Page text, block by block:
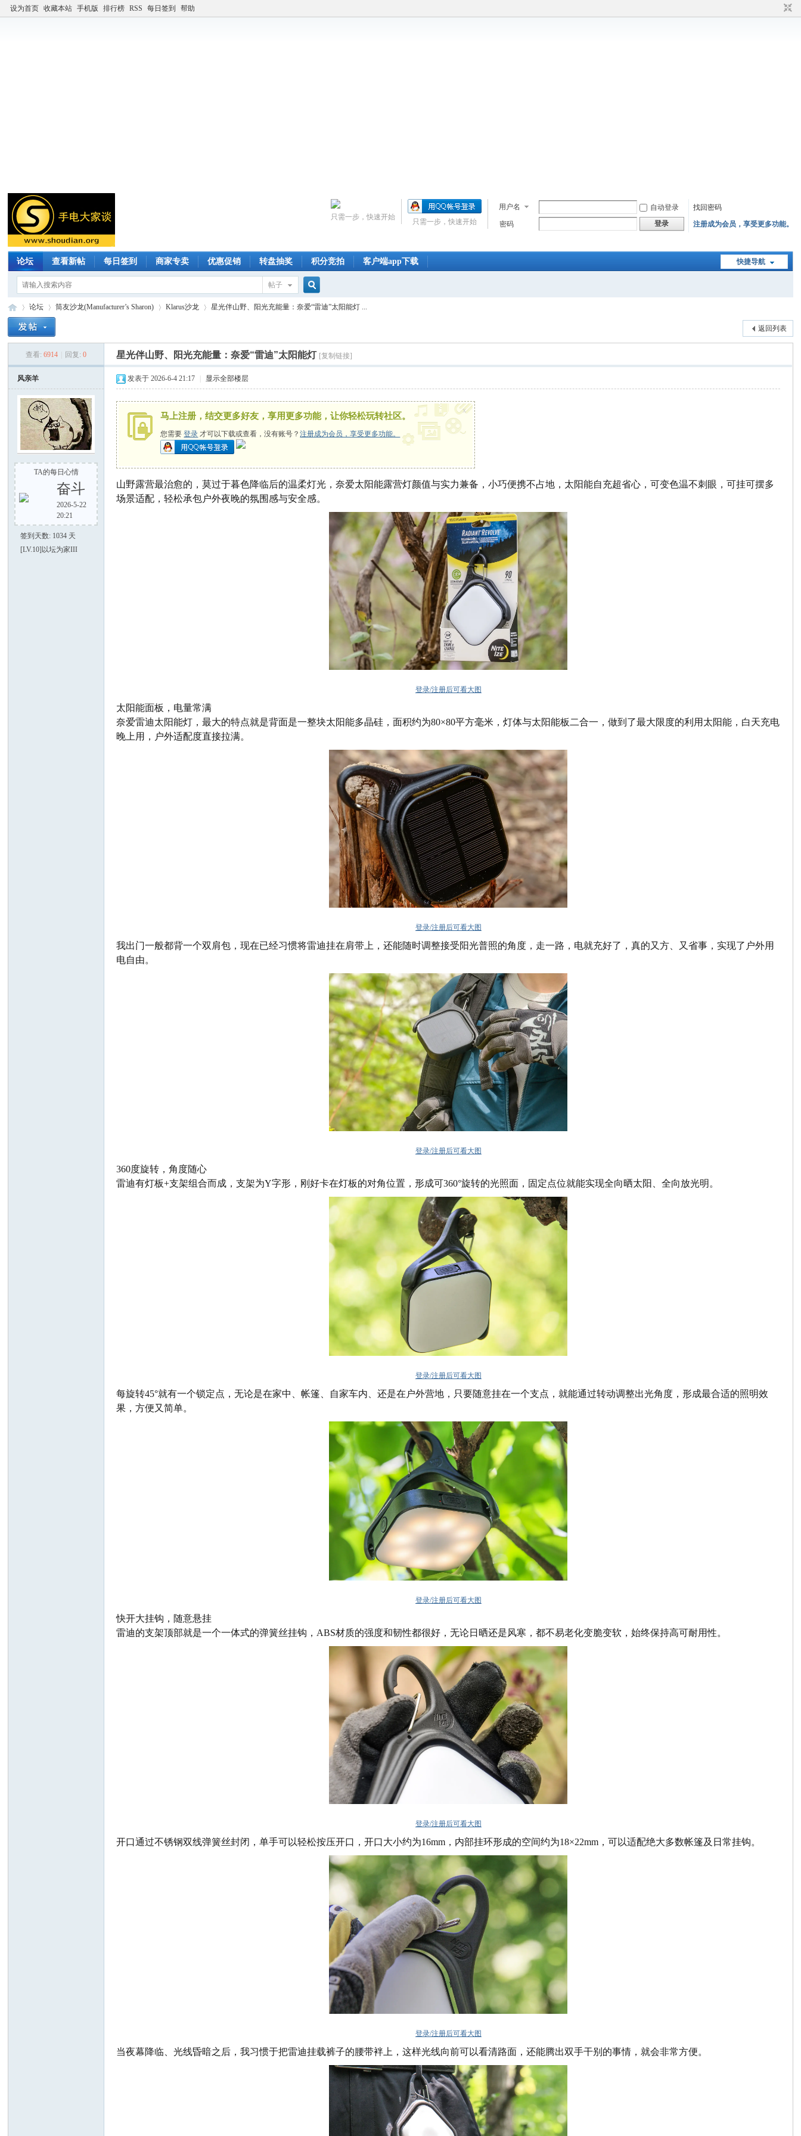
设为首页 收藏本站 手机版 排行榜 RSS 每日签到 帮助
用户名 自动登录
找回密码
密码
登录 注册成为会员，享受更多功能。
只需一步，快速开始
只需一步，快速开始
快捷导航
论坛 查看新帖 每日签到 商家专卖 优惠促销 转盘抽奖 积分竞拍 客户端app下载
帖子
搜
索
电
论坛
›
筒友沙龙(Manufacturer’s Sharon)
›
Klarus沙龙
›
星光伴山野、阳光充能量：奈爱“雷迪”太阳能灯 ...
返回列表
查看: 6914 回复: 0 星光伴山野、阳光充能量：奈爱“雷迪”太阳能灯 [复制链接]
风亲羊
TA的每日心情
奋斗
2026-5-22
20:21
签到天数: 1034 天
[LV.10]以坛为家III
发表于 2026-6-4 21:17 显示全部楼层
马上注册，结交更多好友，享用更多功能，让你轻松玩转社区。
您需要登录 才可以下载或查看，没有账号？注册成为会员，享受更多功能。
x
山野露营最治愈的，莫过于暮色降临后的温柔灯光，奈爱太阳能露营灯颜值与实力兼备，小巧便携不占地，太阳能自充超省心，可变色温不刺眼，可挂可摆多
场景适配，轻松承包户外夜晚的氛围感与安全感。
登录/注册后可看大图
太阳能面板，电量常满
奈爱雷迪太阳能灯，最大的特点就是背面是一整块太阳能多晶硅，面积约为80×80平方毫米，灯体与太阳能板二合一，做到了最大限度的利用太阳能，白天充电
晚上用，户外适配度直接拉满。
登录/注册后可看大图
我出门一般都背一个双肩包，现在已经习惯将雷迪挂在肩带上，还能随时调整接受阳光普照的角度，走一路，电就充好了，真的又方、又省事，实现了户外用
电自由。
登录/注册后可看大图
360度旋转，角度随心
雷迪有灯板+支架组合而成，支架为Y字形，刚好卡在灯板的对角位置，形成可360°旋转的光照面，固定点位就能实现全向晒太阳、全向放光明。
登录/注册后可看大图
每旋转45°就有一个锁定点，无论是在家中、帐篷、自家车内、还是在户外营地，只要随意挂在一个支点，就能通过转动调整出光角度，形成最合适的照明效
果，方便又简单。
登录/注册后可看大图
快开大挂钩，随意悬挂
雷迪的支架顶部就是一个一体式的弹簧丝挂钩，ABS材质的强度和韧性都很好，无论日晒还是风寒，都不易老化变脆变软，始终保持高可耐用性。
登录/注册后可看大图
开口通过不锈钢双线弹簧丝封闭，单手可以轻松按压开口，开口大小约为16mm，内部挂环形成的空间约为18×22mm，可以适配绝大多数帐篷及日常挂钩。
登录/注册后可看大图
当夜幕降临、光线昏暗之后，我习惯于把雷迪挂载裤子的腰带袢上，这样光线向前可以看清路面，还能腾出双手干别的事情，就会非常方便。